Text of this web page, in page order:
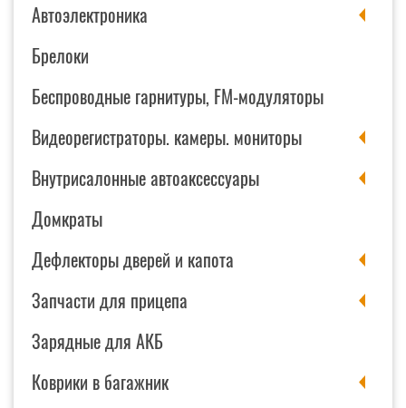
Автоэлектроника
Брелоки
Беспроводные гарнитуры, FM-модуляторы
Видеорегистраторы. камеры. мониторы
Внутрисалонные автоаксессуары
Домкраты
Дефлекторы дверей и капота
Запчасти для прицепа
Зарядные для АКБ
Коврики в багажник